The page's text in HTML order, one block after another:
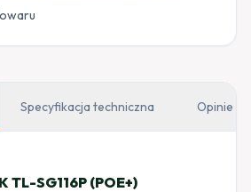
Specyfikacja techniczna Opinie
TL-SG116P (POE+)